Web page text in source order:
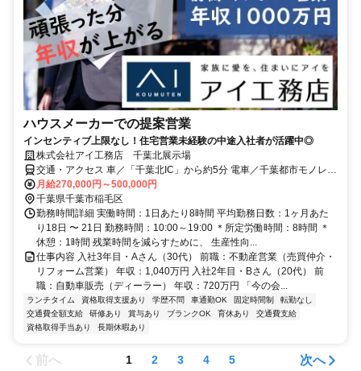
ハウスメーカーでの提案営業
インセンティブ上限なし！住宅営業未経験の中途入社者が活躍中◎
株式会社アイ工務店 千葉北展示場
交通・アクセス 車／「千葉北IC」から約5分 電車／千葉都市モノレー
ル「スポーツセンター駅」から徒歩約25分
月給270,000円～500,000円
千葉県千葉市稲毛区
勤務時間詳細 実働時間：1日あたり8時間 平均勤務日数：1ヶ月あた
り18日 〜 21日 勤務時間：10:00～19:00 ＊所定労働時間：8時間 ＊
休憩：1時間 残業時間を減らすために、 生産性向...
仕事内容 入社3年目・Aさん（30代） 前職：不動産営業（売買仲介・
リフォーム営業） 年収：1,040万円 入社2年目・Bさん（20代） 前
職：自動車販売（ディーラー） 年収：720万円 「今の会...
ランチタイム 資格取得支援あり 学歴不問 車通勤OK 固定時間制
転勤なし
交通費全額支給
研修あり 賞与あり ブランクOK 育休あり
交通費支給
資格取得手当あり
長期休暇あり
前へ 1 2 3 4 5 次へ